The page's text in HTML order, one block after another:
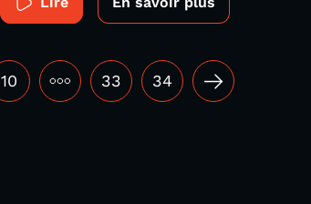
10 ••• 33 34